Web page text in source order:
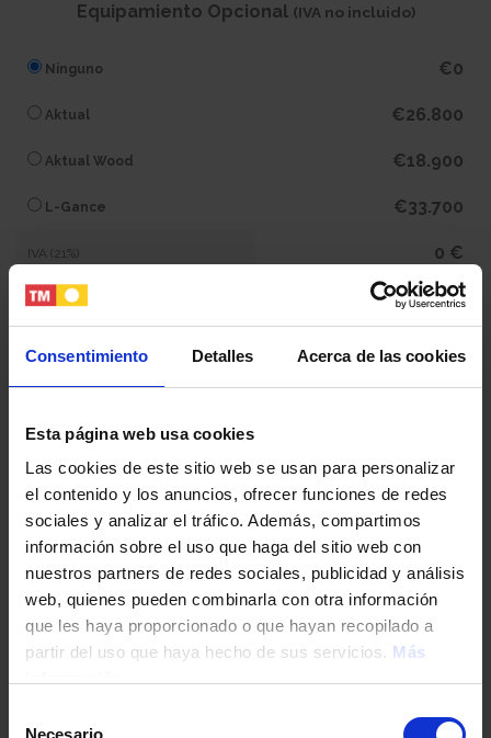
Consentimiento Detalles Acerca de las cookies
Esta página web usa cookies
Las cookies de este sitio web se usan para personalizar
el contenido y los anuncios, ofrecer funciones de redes
sociales y analizar el tráfico. Además, compartimos
información sobre el uso que haga del sitio web con
nuestros partners de redes sociales, publicidad y análisis
web, quienes pueden combinarla con otra información
que les haya proporcionado o que hayan recopilado a
partir del uso que haya hecho de sus servicios. Más
Necesario
Tu nombre y apellidos
Tu email
Tu teléfono
Equipamiento Opcional (IVA no incluido)
Ninguno €0
Aktual €26.800
Aktual Wood €18.900
L-Gance €33.700
IVA (21%) 0 €
Subtotal 0 €
386.100 €